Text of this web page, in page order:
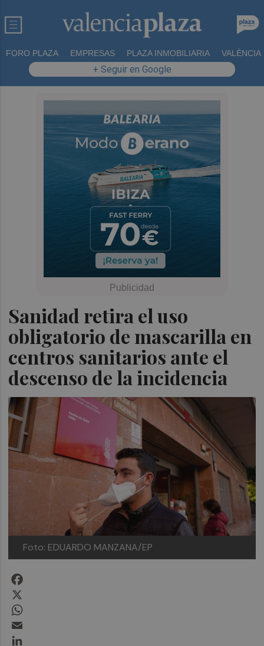
FORO PLAZA EMPRESAS PLAZA INMOBILIARIA VALÈNCIA
+ Seguir en Google
Sanidad retira el uso
obligatorio de mascarilla en
centros sanitarios ante el
descenso de la incidencia
Foto: EDUARDO MANZANA/EP